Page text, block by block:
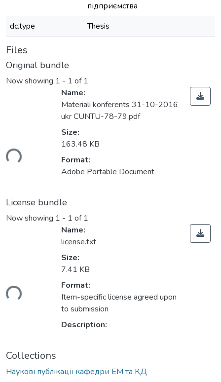
підприємства
dc.type
Thesis
Files
Original bundle
Now showing 1 - 1 of 1
Name:
Materiali konferents 31-10-2016
ukr CUNTU-78-79.pdf
Size:
163.48 KB
Format:
Adobe Portable Document
License bundle
Now showing 1 - 1 of 1
Name:
license.txt
Size:
7.41 KB
Format:
Item-specific license agreed upon
to submission
Description:
Collections
Наукові публікації кафедри ЕМ та КД